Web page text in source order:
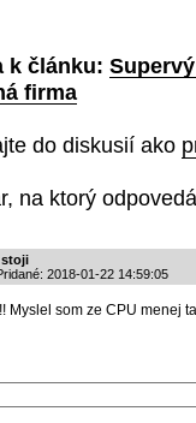
k článku:
firma
do diskusií ako
na ktorý
stoji
2018-01-22 14:59:05
Myslel som ze CPU menej